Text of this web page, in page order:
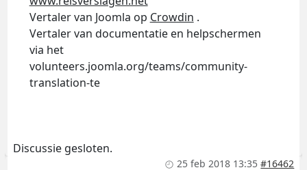
Vertaler van Joomla op Crowdin .
Vertaler van documentatie en helpschermen
via het
volunteers.joomla.org/teams/community-
translation-te
Discussie gesloten.
25 feb 2018 13:35 #16462